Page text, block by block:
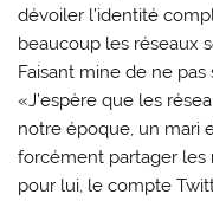
dévoiler l’identité
beaucoup les réseaux
Faisant mine de ne
«J’espère que les
notre époque, un mari
forcément partager les
pour lui, le compte